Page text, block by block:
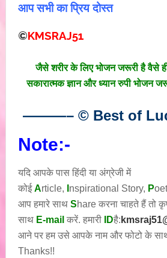
आप सभी का प्रिय दोस्त
©KMSRAJ51
जैसे शरीर के लिए भोजन जरूरी है वैसे
सकारात्मक ज्ञान और ध्यान रुपी भोजन
———– © Best of
Note:-
यदि आपके पास हिंदी या अंग्रेजी में
कोईArticle, nspirational Story, P
आप हमारे साथ Share करना चाहते हैं तो
साथ E-mail करें. हमारी IDहै:
आने पर हम उसे आपके नाम और फोटो के
Thanks!!